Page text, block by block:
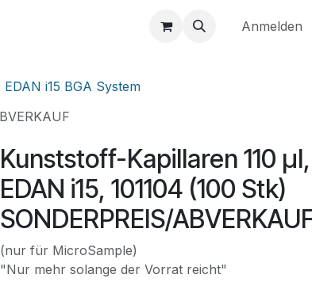
Anmelden
EDAN i15 BGA System
Kunststoff-Kapillaren 110
EDAN i15, 101104 (100 Stk)
SONDERPREIS/
(nur für MicroSample)
"Nur mehr solange der Vorrat reicht"